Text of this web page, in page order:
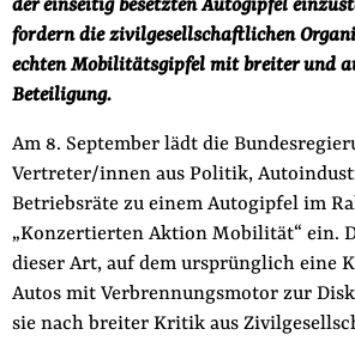
Suche
auf
der
Website
der einseitig besetzten Autogipfel
fordern die zivilgesellschaftlichen
echten Mobilitätsgipfel mit breiter und
Beteiligung.
Am 8. September lädt die
Vertreter/innen aus Politik,
Betriebsräte zu einem Autogipfel im
„Konzertierten Aktion Mobilität“ ein.
dieser Art, auf dem ursprünglich eine
Autos mit Verbrennungsmotor zur
sie nach breiter Kritik aus